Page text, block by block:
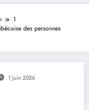
1
des personnes
1 Juin 2026